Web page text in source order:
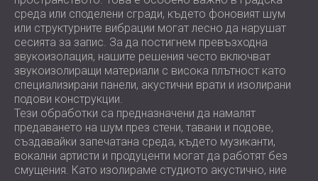
среда или споделени сгради, където фоновият шум
или структурните вибрации могат лесно да нарушат
сесията за запис. За да постигнем превъзходна
звукоизолация, нашите решения често включват
звукоизолиращи материали с висока плътност като
специализирани панели, акустични врати и изолирани
подови конструкции.
Тези обработки са предназначени да намалят
предаването на шум през стени, тавани и подове,
създавайки запечатана среда, където музиканти,
вокални артисти и продуценти могат да работят без
смущения. Като изолираме студиото акустично, ние